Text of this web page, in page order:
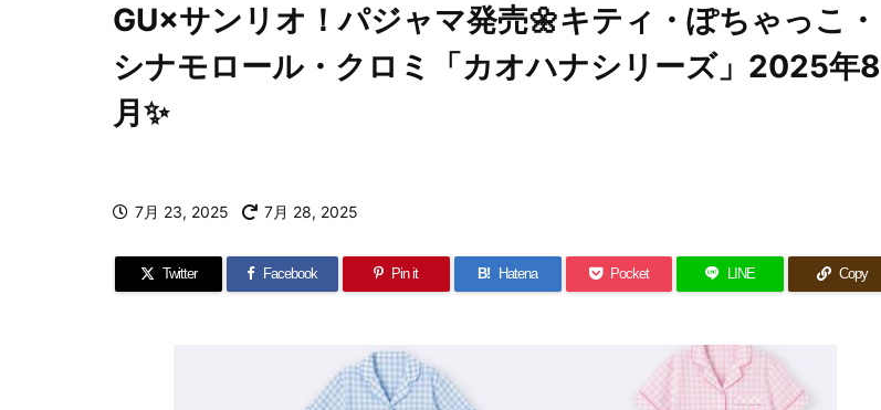
GU×サンリオ！パジャマ発売🌼キティ・ぽちゃっこ・
シナモロール・クロミ「カオハナシリーズ」2025年8
月✨
7月 23, 2025 7月 28, 2025
Twitter Facebook Pin it B! Hatena Pocket LINE Copy